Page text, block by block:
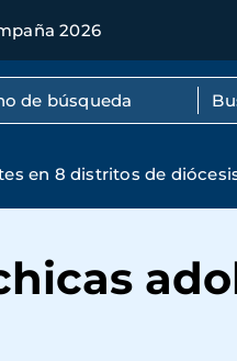
2026
completo
en 8 distritos de